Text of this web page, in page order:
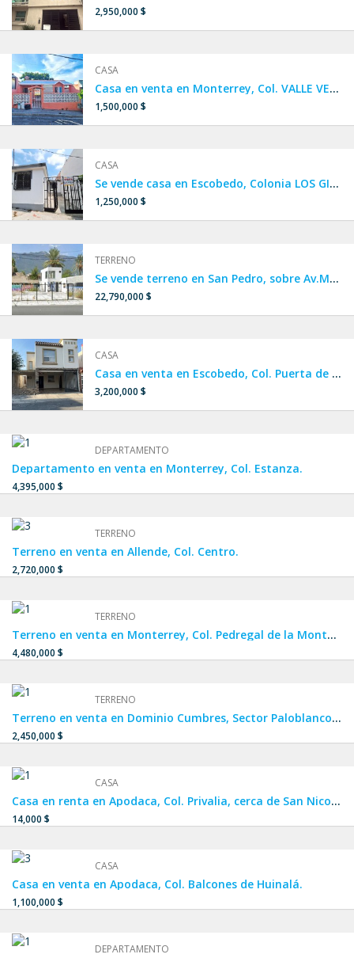
2,950,000 $
CASA
Casa en venta en Monterrey, Col. VALLE VERDE 4to sector, a 1 calle de Av. Alejandro de Rodas, a 2 minutos de Av. Ruiz Cortines y Paseo de los Leones.
1,500,000 $
CASA
Se vende casa en Escobedo, Colonia LOS GIRASOLES 4 sector, a 10 calles de Av. Acueducto y a 4 minutos de Av. Raúl Salinas y Av. Sendero Divisorio.
1,250,000 $
TERRENO
Se vende terreno en San Pedro, sobre Av.Morones Prieto
22,790,000 $
CASA
Casa en venta en Escobedo, Col. Puerta de Anáhuac.
3,200,000 $
DEPARTAMENTO
Departamento en venta en Monterrey, Col. Estanza.
4,395,000 $
TERRENO
Terreno en venta en Allende, Col. Centro.
2,720,000 $
TERRENO
Terreno en venta en Monterrey, Col. Pedregal de la Montaña.
4,480,000 $
TERRENO
Terreno en venta en Dominio Cumbres, Sector Paloblanco Residencial.
2,450,000 $
CASA
Casa en renta en Apodaca, Col. Privalia, cerca de San Nicolás
14,000 $
CASA
Casa en venta en Apodaca, Col. Balcones de Huinalá.
1,100,000 $
DEPARTAMENTO